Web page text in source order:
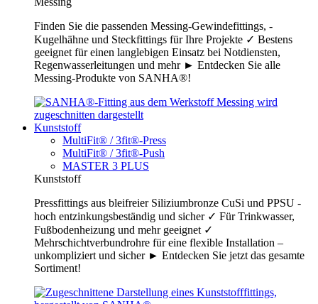
Finden Sie die passenden Messing-Gewindefittings, -
Kugelhähne und Steckfittings für Ihre Projekte ✓ Bestens
geeignet für einen langlebigen Einsatz bei Notdiensten,
Regenwasserleitungen und mehr ► Entdecken Sie alle
Messing-Produkte von SANHA®!
Kunststoff
MultiFit® / 3fit®-Press
MultiFit® / 3fit®-Push
MASTER 3 PLUS
Kunststoff
Pressfittings aus bleifreier Siliziumbronze CuSi und PPSU -
hoch entzinkungsbeständig und sicher ✓ Für Trinkwasser,
Fußbodenheizung und mehr geeignet ✓
Mehrschichtverbundrohre für eine flexible Installation –
unkompliziert und sicher ► Entdecken Sie jetzt das gesamte
Sortiment!